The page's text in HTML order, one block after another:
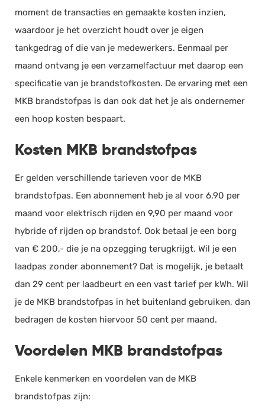
Verlof en verzuim
HRM
Salarisadministratie
Website
Marketing automation
Support
Chat
Helpdesk
moment de transacties en gemaakte kosten inzien,
waardoor je het overzicht houdt over je eigen
tankgedrag of die van je medewerkers. Eenmaal per
maand ontvang je een verzamelfactuur met daarop een
specificatie van je brandstofkosten. De ervaring met een
MKB brandstofpas is dan ook dat het je als ondernemer
een hoop kosten bespaart.
Kosten MKB brandstofpas
Er gelden verschillende tarieven voor de MKB
brandstofpas. Een abonnement heb je al voor 6,90 per
maand voor elektrisch rijden en 9,90 per maand voor
hybride of rijden op brandstof. Ook betaal je een borg
van € 200,- die je na opzegging terugkrijgt. Wil je een
laadpas zonder abonnement? Dat is mogelijk, je betaalt
dan 29 cent per laadbeurt en een vast tarief per kWh. Wil
je de MKB brandstofpas in het buitenland gebruiken, dan
bedragen de kosten hiervoor 50 cent per maand.
Voordelen MKB brandstofpas
Enkele kenmerken en voordelen van de MKB
brandstofpas zijn: